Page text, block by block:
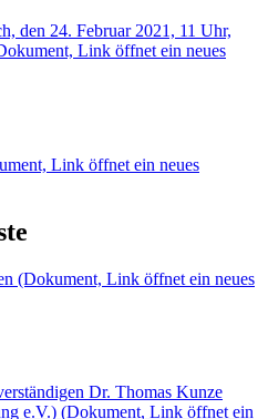
den 24. Februar 2021, 11 Uhr,
Link öffnet ein neues
Link öffnet ein neues
(Dokument, Link öffnet ein neues
Dr. Thomas Kunze
e.V.) (Dokument, Link öffnet ein